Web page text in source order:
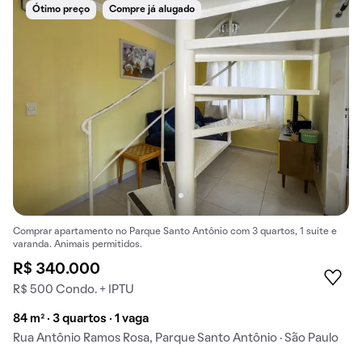
Ótimo preço Compre já alugado
Comprar apartamento no Parque Santo Antônio com 3 quartos, 1 suíte e
varanda. Animais permitidos.
R$ 340.000
R$ 500 Condo. + IPTU
84 m² · 3 quartos · 1 vaga
Rua Antônio Ramos Rosa, Parque Santo Antônio · São Paulo